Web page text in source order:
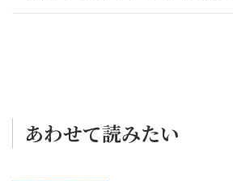
あわせて読みたい